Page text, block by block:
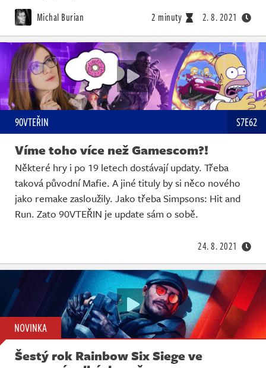
Michal Burian 2 minuty 2. 8. 2021
90VTEŘIN S7E62
Víme toho více než Gamescom?!
Některé hry i po 19 letech dostávají updaty. Třeba
taková původní Mafie. A jiné tituly by si něco nového
jako remake zasloužily. Jako třeba Simpsons: Hit and
Run. Zato 90VTEŘIN je update sám o sobě.
24. 8. 2021
NOVINKA
Šestý rok Rainbow Six Siege ve